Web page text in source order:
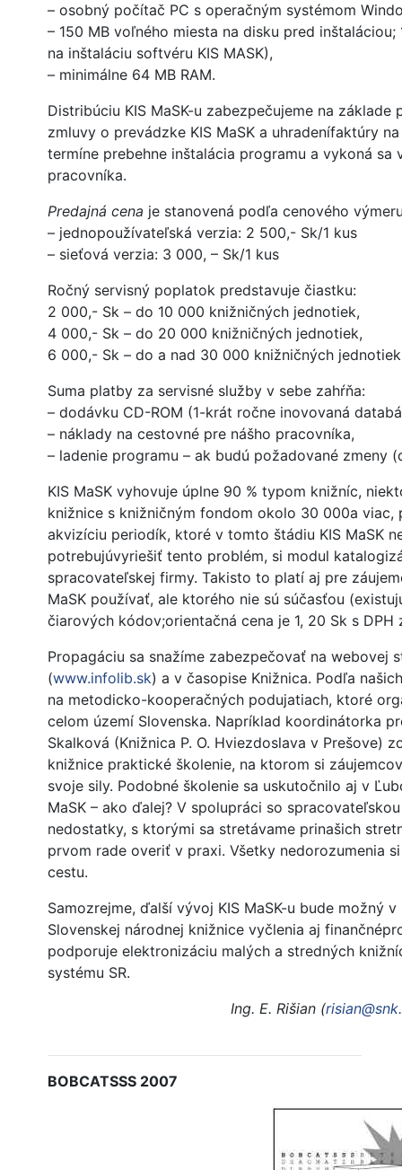
– osobný počítač PC s operačným systémom
– 150 MB voľného miesta na disku pred
na inštaláciu softvéru KIS MASK),
– minimálne 64 MB RAM.
Distribúciu KIS MaSK-u zabezpečujeme na
zmluvy o prevádzke KIS MaSK a uhradenífaktúry
termíne prebehne inštalácia programu a vykoná sa
pracovníka.
Predajná cena je stanovená podľa cenového
– jednopoužívateľská verzia: 2 500,- Sk/1 kus
– sieťová verzia: 3 000, – Sk/1 kus
Ročný servisný poplatok predstavuje čiastku:
2 000,- Sk – do 10 000 knižničných jednotiek,
4 000,- Sk – do 20 000 knižničných jednotiek,
6 000,- Sk – do a nad 30 000 knižničných
Suma platby za servisné služby v sebe zahŕňa:
– dodávku CD-ROM (1-krát ročne inovovaná
– náklady na cestovné pre nášho pracovníka,
– ladenie programu – ak budú požadované zmeny
KIS MaSK vyhovuje úplne 90 % typom knižníc,
knižnice s knižničným fondom okolo 30 000a viac,
akvizíciu periodík, ktoré v tomto štádiu KIS MaSK
potrebujúvyriešiť tento problém, si modul
spracovateľskej firmy. Takisto to platí aj pre
MaSK používať, ale ktorého nie sú súčasťou
čiarových kódov;orientačná cena je 1, 20 Sk s DPH
Propagáciu sa snažíme zabezpečovať na webovej
(www.infolib.sk) a v časopise Knižnica. Podľa
na metodicko-kooperačných podujatiach, ktoré
celom území Slovenska. Napríklad koordinátorka
Skalková (Knižnica P. O. Hviezdoslava v Prešove)
knižnice praktické školenie, na ktorom si
svoje sily. Podobné školenie sa uskutočnilo aj v
MaSK – ako ďalej? V spolupráci so
nedostatky, s ktorými sa stretávame prinašich
prvom rade overiť v praxi. Všetky nedorozumenia
cestu.
Samozrejme, ďalší vývoj KIS MaSK-u bude možný
Slovenskej národnej knižnice vyčlenia aj
podporuje elektronizáciu malých a stredných
systému SR.
Ing. E. Rišian (
BOBCATSSS 2007